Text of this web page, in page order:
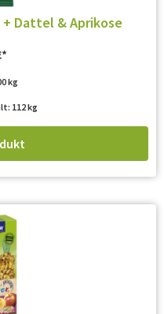
Dattel & Aprikose
kg
112kg